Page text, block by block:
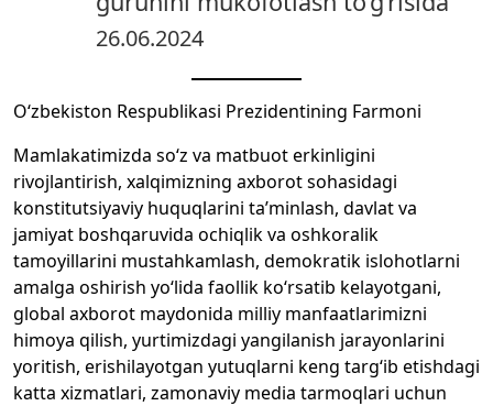
26.06.2024
O‘zbekiston Respublikasi Prezidentining Farmoni
Mamlakatimizda so‘z va matbuot erkinligini
rivojlantirish, xalqimizning axborot sohasidagi
konstitutsiyaviy huquqlarini ta’minlash, davlat va
jamiyat boshqaruvida ochiqlik va oshkoralik
tamoyillarini mustahkamlash, demokratik islohotlarni
amalga oshirish yo‘lida faollik ko‘rsatib kelayotgani,
global axborot maydonida milliy manfaatlarimizni
himoya qilish, yurtimizdagi yangilanish jarayonlarini
yoritish, erishilayotgan yutuqlarni keng targ‘ib etishdagi
katta xizmatlari, zamonaviy media tarmoqlari uchun